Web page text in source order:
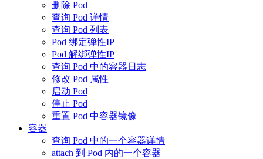
删除 Pod
查询 Pod 详情
查询 Pod 列表
Pod 绑定弹性IP
Pod 解绑弹性IP
查询 Pod 中的容器日志
修改 Pod 属性
启动 Pod
停止 Pod
重置 Pod 中容器镜像
容器
查询 Pod 中的一个容器详情
attach 到 Pod 内的一个容器